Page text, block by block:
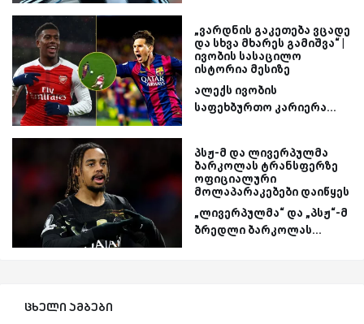
„ვარდნის გაკეთება ვცადე
და სხვა მხარეს გამიშვა“ |
ივობის სასაცილო
ისტორია მესიზე
ალექს ივობის
საფეხბურთო კარიერა...
პსჟ-მ და ლივერპულმა
ბარკოლას ტრანსფერზე
ოფიციალური
მოლაპარაკებები დაიწყეს
„ლივერპულმა“ და „პსჟ“-მ
ბრედლი ბარკოლას...
ცხელი ამბები